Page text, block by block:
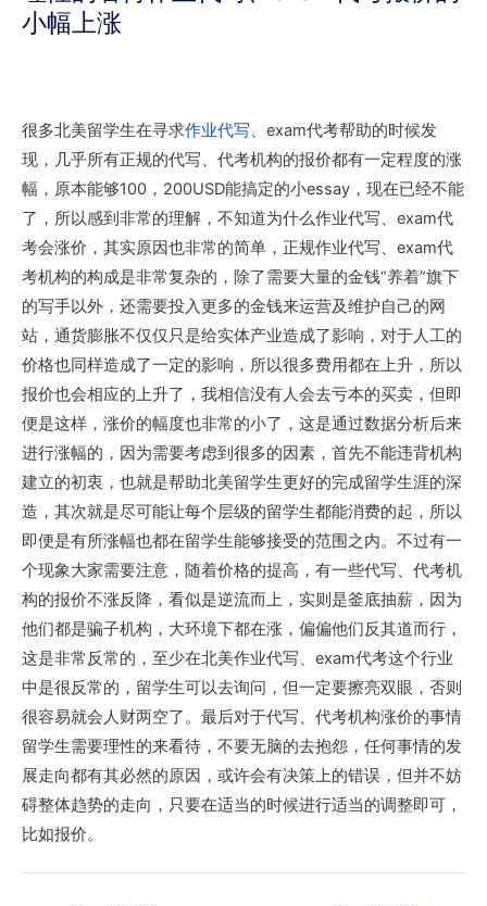
小幅上涨
很多北美留学生在寻求作业代写 、exam代考帮助的时候发
现，几乎所有正规的代写、代考机构的报价都有一定程度的涨
幅，原本能够100，200USD能搞定的小essay，现在已经不能
了，所以感到非常的理解，不知道为什么作业代写、exam代
考会涨价，其实原因也非常的简单，正规作业代写、exam代
考机构的构成是非常复杂的，除了需要大量的金钱“养着”旗下
的写手以外，还需要投入更多的金钱来运营及维护自己的网
站，通货膨胀不仅仅只是给实体产业造成了影响，对于人工的
价格也同样造成了一定的影响，所以很多费用都在上升，所以
报价也会相应的上升了，我相信没有人会去亏本的买卖，但即
便是这样，涨价的幅度也非常的小了，这是通过数据分析后来
进行涨幅的，因为需要考虑到很多的因素，首先不能违背机构
建立的初衷，也就是帮助北美留学生更好的完成留学生涯的深
造，其次就是尽可能让每个层级的留学生都能消费的起，所以
即便是有所涨幅也都在留学生能够接受的范围之内。不过有一
个现象大家需要注意，随着价格的提高，有一些代写、代考机
构的报价不涨反降，看似是逆流而上，实则是釜底抽薪，因为
他们都是骗子机构，大环境下都在涨，偏偏他们反其道而行，
这是非常反常的，至少在北美作业代写、exam代考这个行业
中是很反常的，留学生可以去询问，但一定要擦亮双眼，否则
很容易就会人财两空了。最后对于代写、代考机构涨价的事情
留学生需要理性的来看待，不要无脑的去抱怨，任何事情的发
展走向都有其必然的原因，或许会有决策上的错误，但并不妨
碍整体趋势的走向，只要在适当的时候进行适当的调整即可，
比如报价。